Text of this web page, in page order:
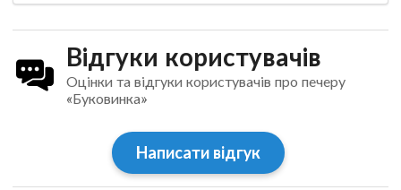
Відгуки користувачів
Оцінки та відгуки користувачів про печеру
«Буковинка»
Написати відгук